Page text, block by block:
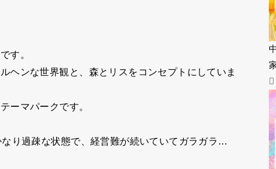
です。
ヘンな世界観と、森とリスをコンセプトにしていま
ーマパークです。
り過疎な状態で、経営難が続いていてガラガラ…